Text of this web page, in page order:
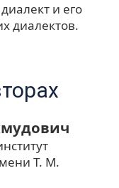
и его
диалектов.
Т. М.